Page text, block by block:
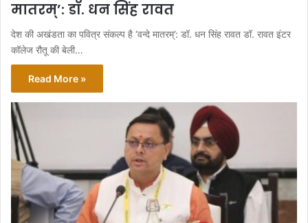
मातरम्’: डॉ. धन सिंह रावत
देश की अखंडता का पवित्र संकल्प है ‘वन्दे मातरम्’: डॉ. धन सिंह रावत डॉ. रावत इंटर
कॉलेज रौतू की बेली…
Read More »